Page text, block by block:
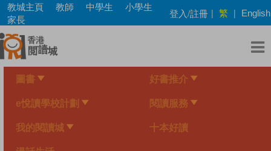
Skip
main
content
教城主頁 教師 中學生
小學生
家長
登入/註冊 | 繁 | English
圖書 好書推介
e悅讀學校計劃 閱讀服務
我的閱讀城 十本好讀